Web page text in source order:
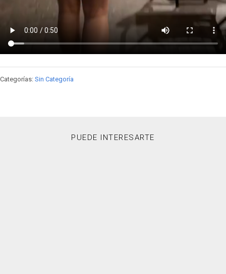
Categorías: Sin Categoría
PUEDE INTERESARTE